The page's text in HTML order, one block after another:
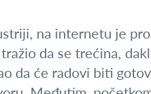
na internetu je
da se trećina,
da će radovi biti